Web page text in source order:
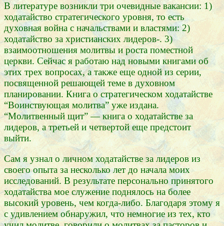
В литературе возникли три очевидные вакансии: 1)
ходатайство стратегического уровня, то есть
духовная война с начальствами и властями: 2)
ходатайство за христианских лидеров-. 3)
взаимоотношения молитвы и роста поместной
церкви. Сейчас я работаю над новыми книгами об
этих трех вопросах, а также еще одной из серии,
посвященной решающей теме в духовном
планировании. Книга о стратегическом ходатайстве
“Воинствующая молитва” уже издана.
“Молитвенный щит” — книга о ходатайстве за
лидеров, а третьей и четвертой еще предстоит
выйти.
Сам я узнал о личном ходатайстве за лидеров из
своего опыта за несколько лет до начала моих
исследований. В результате персонально принятого
ходатайства мое служение поднялось на более
высокий уровень, чем когда-либо. Благодаря этому я
с удивлением обнаружил, что немногие из тех, кто